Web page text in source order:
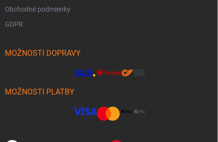
Obchodné podmienky
GDPR
MOŽNOSTI DOPRAVY
MOŽNOSTI PLATBY